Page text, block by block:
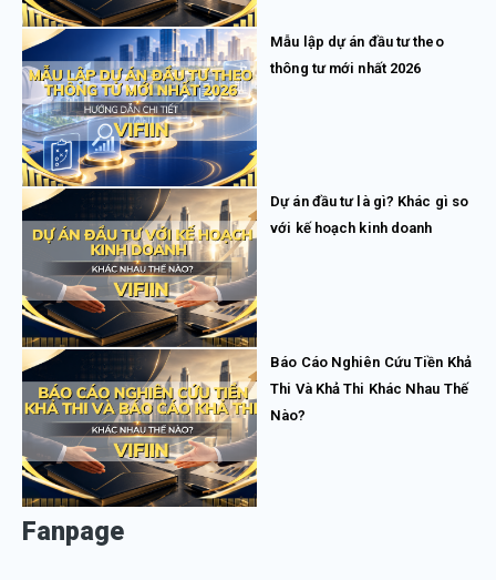
Mẫu lập dự án đầu tư theo
thông tư mới nhất 2026
Dự án đầu tư là gì? Khác gì so
với kế hoạch kinh doanh
Báo Cáo Nghiên Cứu Tiền Khả
Thi Và Khả Thi Khác Nhau Thế
Nào?
Fanpage